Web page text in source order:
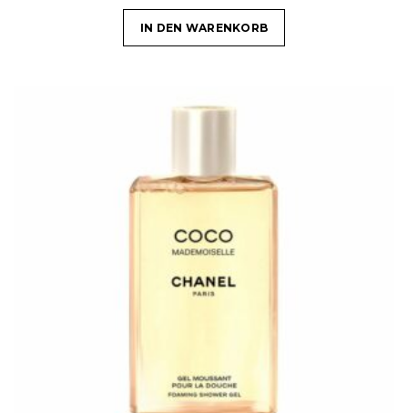
IN DEN WARENKORB